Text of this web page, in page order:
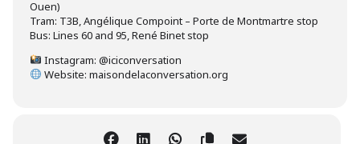
Ouen)
Tram: T3B, Angélique Compoint – Porte de Montmartre stop
Bus: Lines 60 and 95, René Binet stop
Instagram: @iciconversation
Website: maisondelaconversation.org